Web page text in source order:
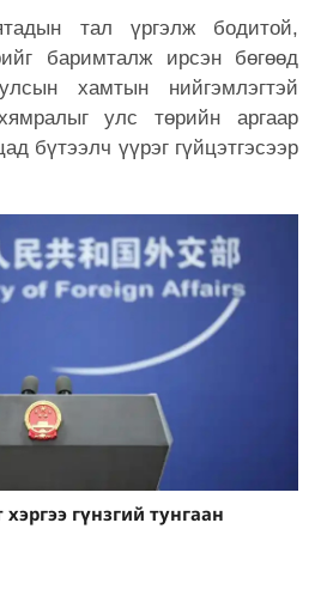
тал үргэлж бодитой,
баримталж ирсэн бөгөөд
хамтын нийгэмлэгтэй
улс төрийн аргаар
бүтээлч үүрэг гүйцэтгэсээр
гүнзгий тунгаан